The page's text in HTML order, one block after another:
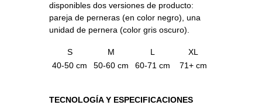
disponibles dos versiones de producto:
pareja de perneras (en color negro), una
unidad de pernera (color gris oscuro).
S M L
XL
40-50 cm
50-60 cm 60-71 cm 71+ cm
TECNOLOGÍA Y ESPECIFICACIONES